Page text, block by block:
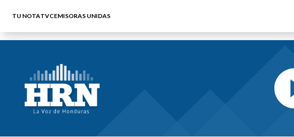
TU NOTATVCEMISORAS UNIDAS